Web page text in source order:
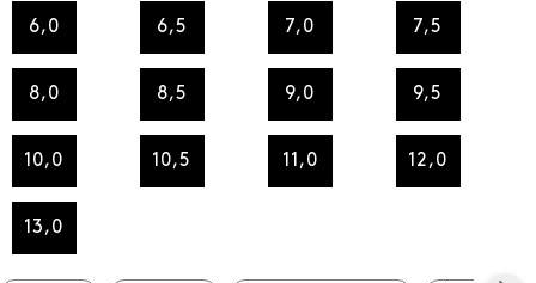
6,0 6,5 7,0 7,5
8,0 8,5 9,0 9,5
10,0 10,5 11,0 12,0
13,0